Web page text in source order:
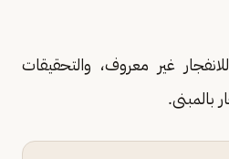
غير معروف، والتحقيقات
بالمبنى.